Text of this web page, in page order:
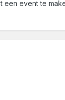
event te